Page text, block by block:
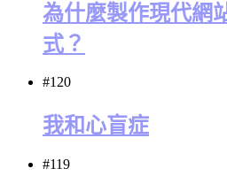
為什麼製作現代網
式？
#120
我和心盲症
#119